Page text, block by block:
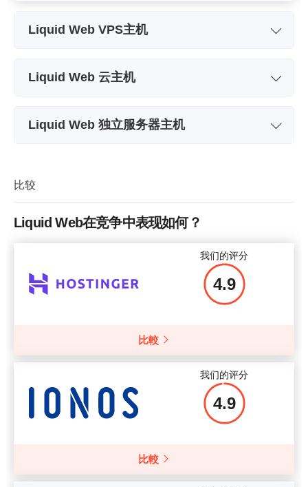
Liquid Web VPS主机
Liquid Web 云主机
存储空间
RAM 存储器
Liquid Web 独立服务器主机
价格
16 GB
$ 48.00
更多细节
比较
Liquid Web在竞争中表现如何？
我们的评分
4.9
比較
我们的评分
4.9
比較